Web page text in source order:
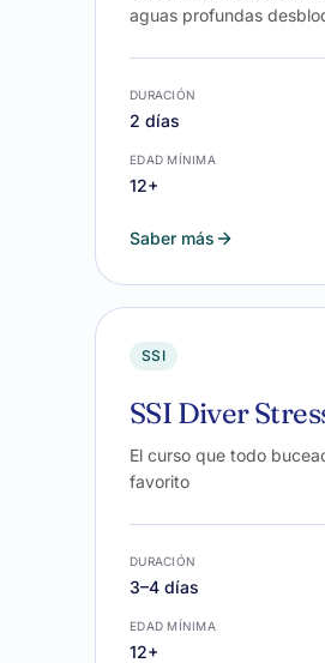
aguas profundas
DURACIÓN
2 días
EDAD MÍNIMA
12+
Saber más
SSI
SSI Diver
El curso que todo
favorito
DURACIÓN
3–4 días
EDAD MÍNIMA
12+